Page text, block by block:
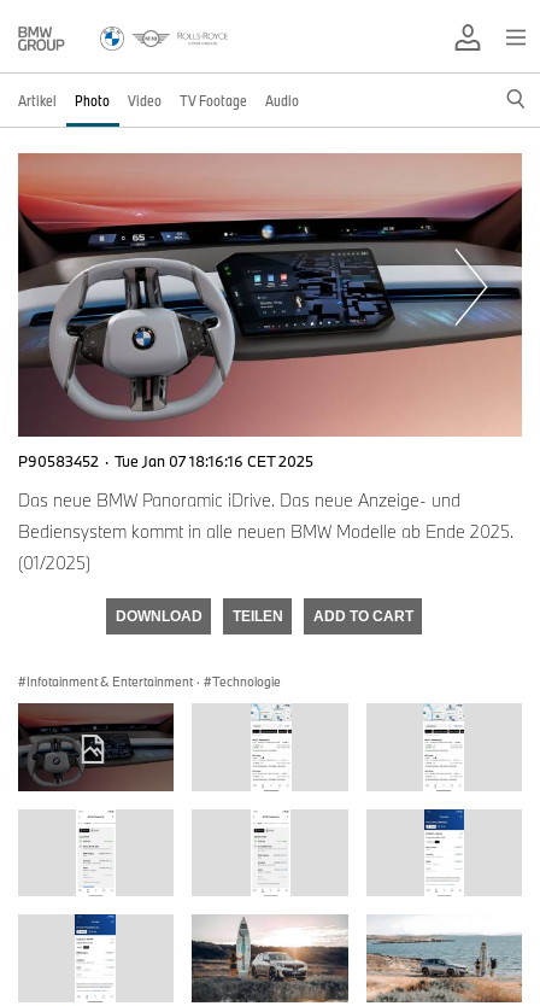
Artikel Photo Video TV Footage Audio
P90583452 · Tue Jan 07 18:16:16 CET 2025
Das neue BMW Panoramic iDrive. Das neue Anzeige- und
Bediensystem kommt in alle neuen BMW Modelle ab Ende 2025.
(01/2025)
DOWNLOAD TEILEN ADD TO CART
Infotainment & Entertainment · Technologie